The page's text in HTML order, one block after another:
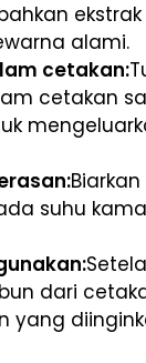
alami.
cetakan:
cetakan
suhu
dari
yang